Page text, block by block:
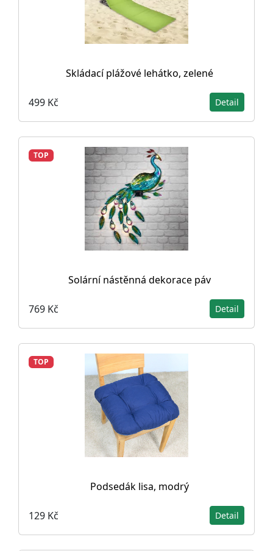
Skládací plážové lehátko, zelené
499 Kč Detail
TOP
Solární nástěnná dekorace páv
769 Kč Detail
TOP
Podsedák lisa, modrý
129 Kč Detail